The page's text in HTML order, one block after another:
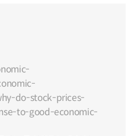
do-stock-prices-
to-good-economic-